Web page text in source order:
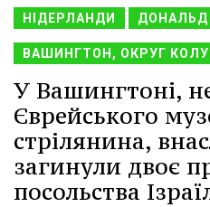
НІДЕРЛАНДИ ДОНАЛЬД
ВАШИНГТОН, ОКРУГ
У Вашингтоні,
Єврейського
стрілянина,
загинули двоє
посольства